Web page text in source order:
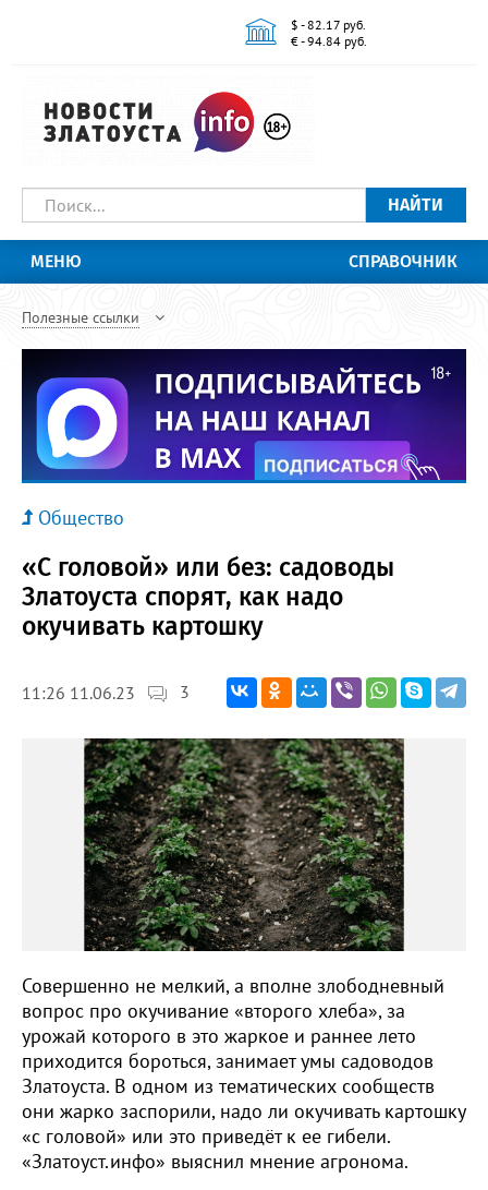
$ - 82.17 руб.
€ - 94.84 руб.
НАЙТИ
МЕНЮ СПРАВОЧНИК
Полезные ссылки
Общество
«С головой» или без: садоводы
Златоуста спорят, как надо
окучивать картошку
11:26 11.06.23 3
Совершенно не мелкий, а вполне злободневный
вопрос про окучивание «второго хлеба», за
урожай которого в это жаркое и раннее лето
приходится бороться, занимает умы садоводов
Златоуста. В одном из тематических сообществ
они жарко заспорили, надо ли окучивать картошку
«с головой» или это приведёт к ее гибели.
«Златоуст.инфо» выяснил мнение агронома.